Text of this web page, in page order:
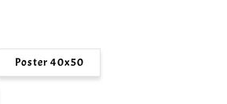
Poster 40x50